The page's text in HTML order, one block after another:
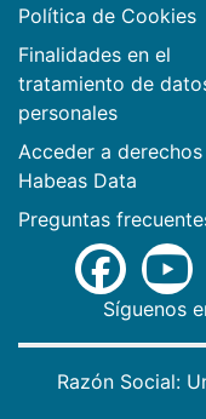
Política de Cookies
Finalidades en el
tratamiento de
personales
Acceder a derechos
Habeas Data
Preguntas
Síguenos
Razón Social: